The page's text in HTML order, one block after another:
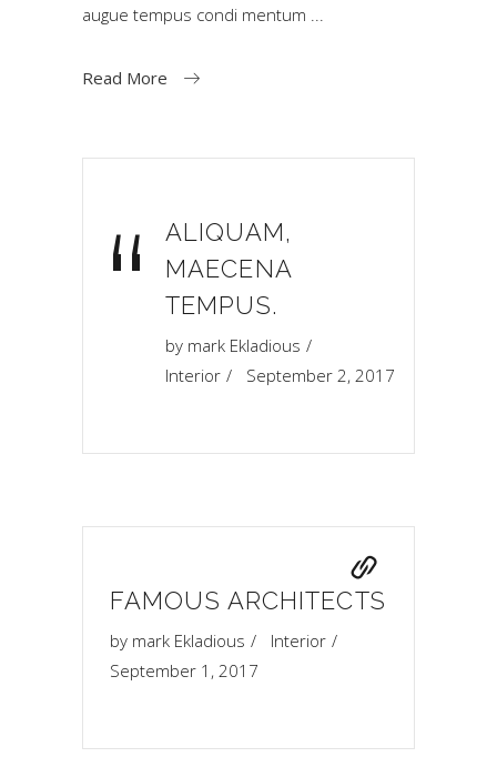
augue tempus condi mentum
Read More
“
ALIQUAM,
MAECENA
TEMPUS.
by mark Ekladious
Interior
September 2, 2017
FAMOUS ARCHITECTS
by mark Ekladious
Interior
September 1, 2017